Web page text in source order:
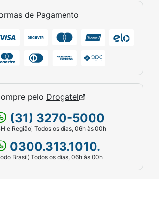
de Pagamento
pelo Drogatel
(31) 3270-5000
e Região) Todos os dias, 06h às 00h
0300.313.1010.
Brasil) Todos os dias, 06h às 00h